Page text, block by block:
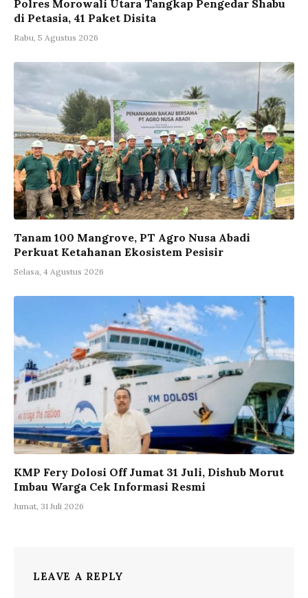
Polres Morowali Utara Tangkap Pengedar Shabu
di Petasia, 41 Paket Disita
Rabu, 5 Agustus 2026
Tanam 100 Mangrove, PT Agro Nusa Abadi
Perkuat Ketahanan Ekosistem Pesisir
Selasa, 4 Agustus 2026
KMP Fery Dolosi Off Jumat 31 Juli, Dishub Morut
Imbau Warga Cek Informasi Resmi
Jumat, 31 Juli 2026
LEAVE A REPLY